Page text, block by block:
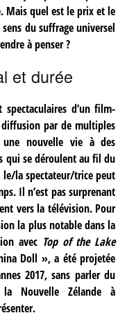
Mais quel est le prix et le
du suffrage universel
à penser ?
et durée
d’un film-
diffusion par de multiples
une nouvelle vie à des
qui se déroulent au fil du
le/la spectateur/trice peut
Il n’est pas surprenant
vers la télévision. Pour
la plus notable dans la
avec Top of the Lake
Doll », a été projetée
2017, sans parler du
Nouvelle Zélande à